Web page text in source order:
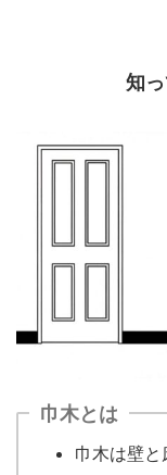
知
巾木とは
巾木は壁